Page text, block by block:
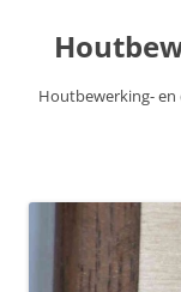
content
Houtbewerking- en